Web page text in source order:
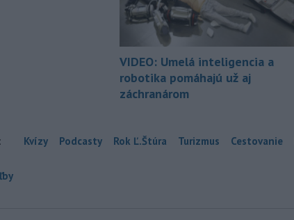
VIDEO: Umelá inteligencia a
robotika pomáhajú už aj
záchranárom
Kvízy Podcasty Rok Ľ.Štúra Turizmus Cestovanie